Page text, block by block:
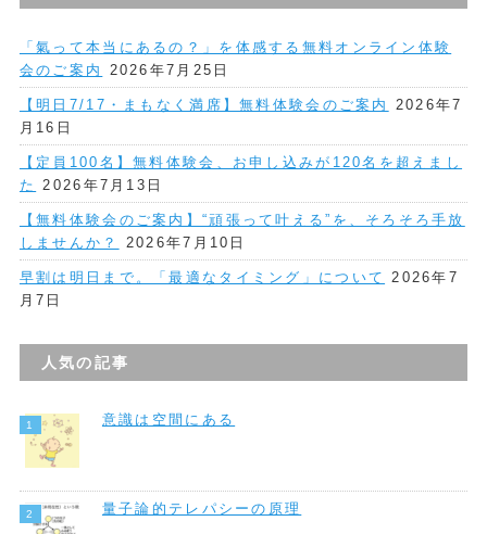
「氣って本当にあるの？」を体感する無料オンライン体験
会のご案内
2026年7月25日
【明日7/17・まもなく満席】無料体験会のご案内
2026年7
月16日
【定員100名】無料体験会、お申し込みが120名を超えまし
た
2026年7月13日
【無料体験会のご案内】“頑張って叶える”を、そろそろ手放
しませんか？
2026年7月10日
早割は明日まで。「最適なタイミング」について
2026年7
月7日
人気の記事
意識は空間にある
量子論的テレパシーの原理